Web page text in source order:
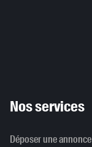
Nos services
Déposer une annonce